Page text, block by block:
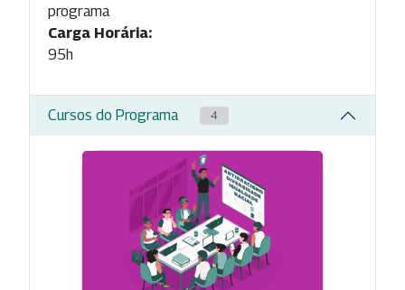
programa
Carga Horária:
95h
Cursos do Programa 4